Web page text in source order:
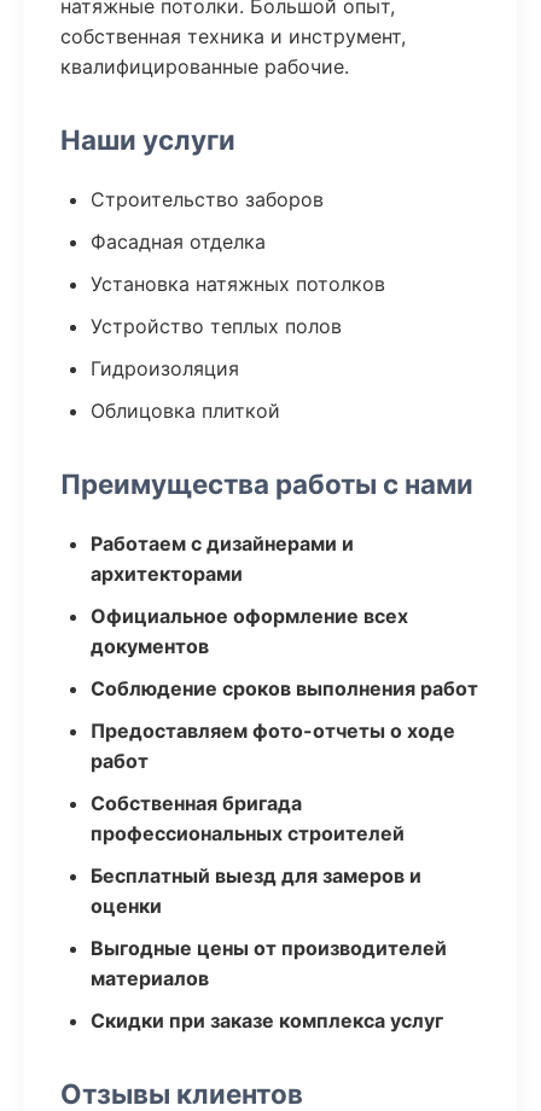
натяжные потолки. Большой опыт,
собственная техника и инструмент,
квалифицированные рабочие.
Наши услуги
Строительство заборов
Фасадная отделка
Установка натяжных потолков
Устройство теплых полов
Гидроизоляция
Облицовка плиткой
Преимущества работы с нами
Работаем с дизайнерами и
архитекторами
Официальное оформление всех
документов
Соблюдение сроков выполнения работ
Предоставляем фото-отчеты о ходе
работ
Собственная бригада
профессиональных строителей
Бесплатный выезд для замеров и
оценки
Выгодные цены от производителей
материалов
Скидки при заказе комплекса услуг
Отзывы клиентов